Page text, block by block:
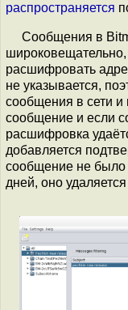
распространяется
Сообщения в
широковещательно,
расшифровать
не указывается,
сообщения в сети
сообщение и если
расшифровка
добавляется
сообщение не было
дней, оно